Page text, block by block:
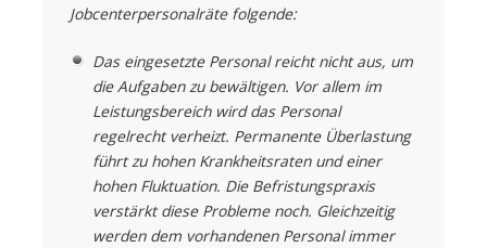
Jobcenterpersonalräte folgende:
Das eingesetzte Personal reicht nicht aus, um
die Aufgaben zu bewältigen. Vor allem im
Leistungsbereich wird das Personal
regelrecht verheizt. Permanente Überlastung
führt zu hohen Krankheitsraten und einer
hohen Fluktuation. Die Befristungspraxis
verstärkt diese Probleme noch. Gleichzeitig
werden dem vorhandenen Personal immer